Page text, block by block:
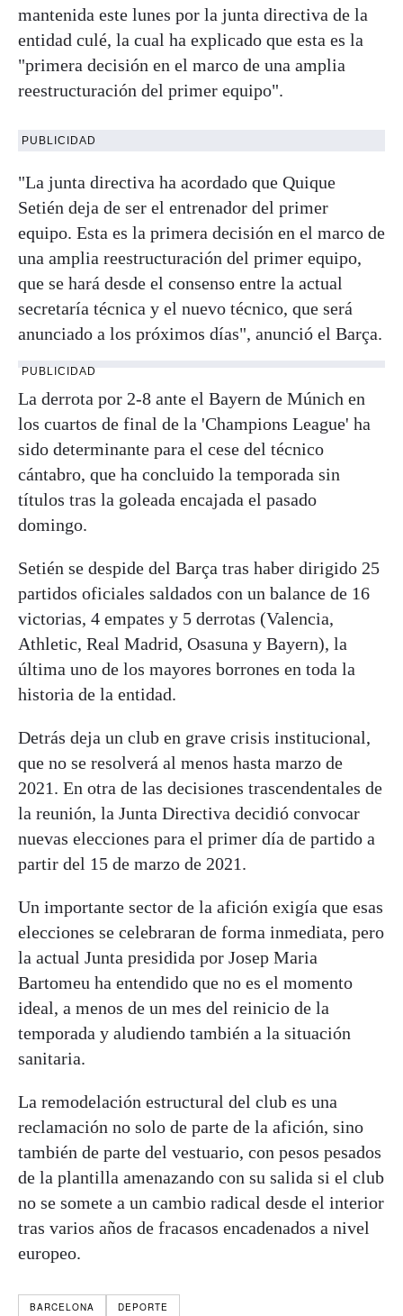
mantenida este lunes por la junta directiva de la
entidad culé, la cual ha explicado que esta es la
"primera decisión en el marco de una amplia
reestructuración del primer equipo".
PUBLICIDAD
"La junta directiva ha acordado que Quique
Setién deja de ser el entrenador del primer
equipo. Esta es la primera decisión en el marco de
una amplia reestructuración del primer equipo,
que se hará desde el consenso entre la actual
secretaría técnica y el nuevo técnico, que será
anunciado a los próximos días", anunció el Barça.
PUBLICIDAD
La derrota por 2-8 ante el Bayern de Múnich en
los cuartos de final de la 'Champions League' ha
sido determinante para el cese del técnico
cántabro, que ha concluido la temporada sin
títulos tras la goleada encajada el pasado
domingo.
Setién se despide del Barça tras haber dirigido 25
partidos oficiales saldados con un balance de 16
victorias, 4 empates y 5 derrotas (Valencia,
Athletic, Real Madrid, Osasuna y Bayern), la
última uno de los mayores borrones en toda la
historia de la entidad.
Detrás deja un club en grave crisis institucional,
que no se resolverá al menos hasta marzo de
2021. En otra de las decisiones trascendentales de
la reunión, la Junta Directiva decidió convocar
nuevas elecciones para el primer día de partido a
partir del 15 de marzo de 2021.
Un importante sector de la afición exigía que esas
elecciones se celebraran de forma inmediata, pero
la actual Junta presidida por Josep Maria
Bartomeu ha entendido que no es el momento
ideal, a menos de un mes del reinicio de la
temporada y aludiendo también a la situación
sanitaria.
La remodelación estructural del club es una
reclamación no solo de parte de la afición, sino
también de parte del vestuario, con pesos pesados
de la plantilla amenazando con su salida si el club
no se somete a un cambio radical desde el interior
tras varios años de fracasos encadenados a nivel
europeo.
BARCELONA DEPORTE